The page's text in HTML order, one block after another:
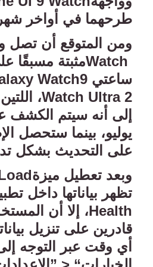
طرحهما في أواخر شهر
ومن المتوقع أن تصل
Watchمثبتة مسبقًا
ساعتي Watch9
Watch Ultra 2،
يوليو، بينما ستحصل
على التحديث بشكل
وبعد تعطيل ميزة
تظهر بياناتها داخل
Health، إلا أن
قادرين على تنزيل
أي وقت عبر التوجه